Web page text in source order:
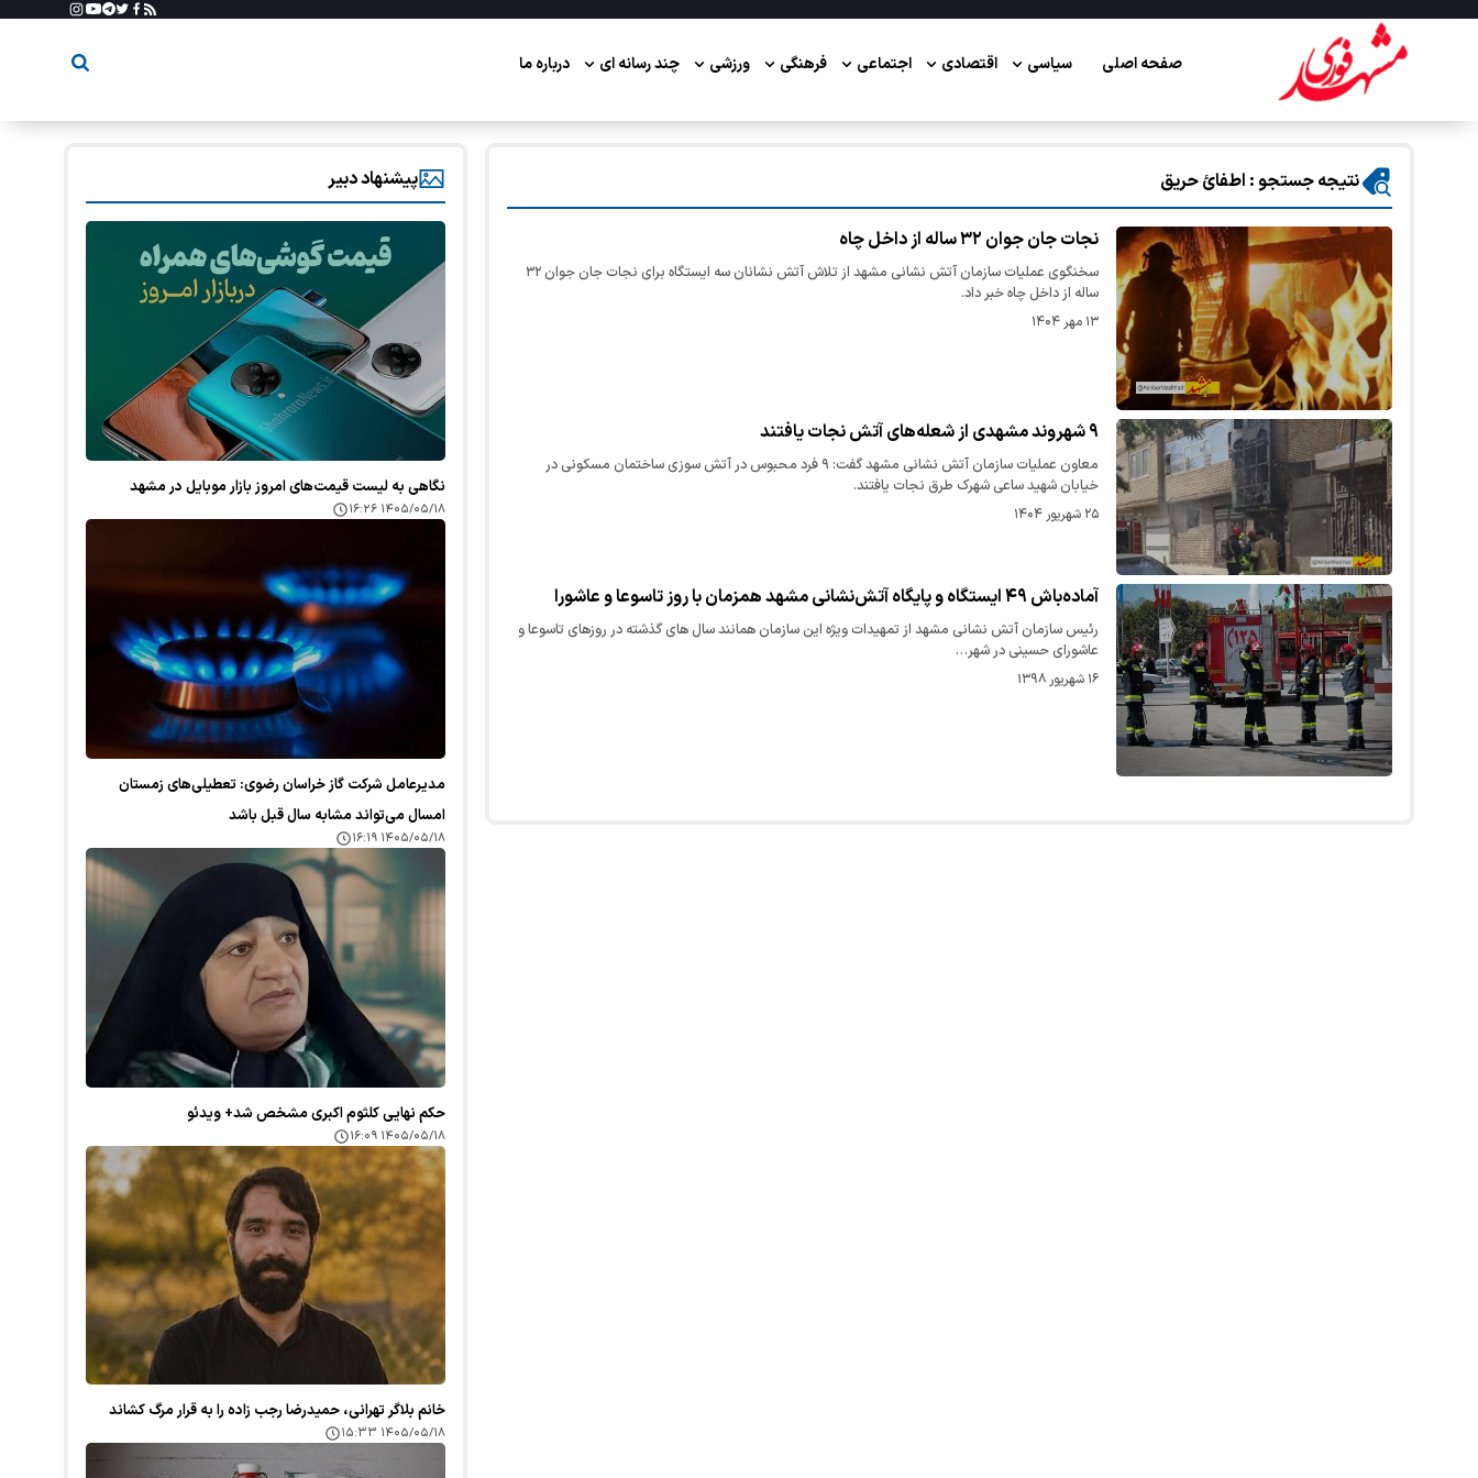
صفحه اصلی سیاسی اقتصادی اجتماعی فرهنگی ورزشی چند رسانه ای درباره ما
نتیجه جستجو : اطفائ حریق
نجات جان جوان ۳۲ ساله از داخل چاه
سخنگوی عملیات سازمان آتش نشانی مشهد از تلاش آتش نشانان سه ایستگاه برای نجات جان جوان ۳۲
ساله از داخل چاه خبر داد.
۱۳ مهر ۱۴۰۴
۹ شهروند مشهدی از شعله‌های آتش نجات یافتند
معاون عملیات سازمان آتش نشانی مشهد گفت: ۹ فرد محبوس در آتش سوزی ساختمان مسکونی در
خیابان شهید ساعی شهرک طرق نجات یافتند.
۲۵ شهریور ۱۴۰۴
آماده‌باش ۴۹ ایستگاه و پایگاه آتش‌نشانی مشهد همزمان با روز تاسوعا و عاشورا
رئیس سازمان آتش نشانی مشهد از تمهیدات ویژه این سازمان همانند سال های گذشته در روزهای تاسوعا و
عاشورای حسینی در شهر…
۱۶ شهریور ۱۳۹۸
پیشنهاد دبیر
نگاهی به لیست قیمت‌های امروز بازار موبایل در مشهد
۱۴۰۵/۰۵/۱۸ ۱۶:۲۶
مدیرعامل شرکت گاز خراسان رضوی: تعطیلی‌های زمستان
امسال می‌تواند مشابه سال قبل باشد
۱۴۰۵/۰۵/۱۸ ۱۶:۱۹
حکم نهایی کلثوم اکبری مشخص شد+ ویدئو
۱۴۰۵/۰۵/۱۸ ۱۶:۰۹
خانم بلاگر تهرانی، حمیدرضا رجب زاده را به قرار مرگ کشاند
۱۴۰۵/۰۵/۱۸ ۱۵:۳۳